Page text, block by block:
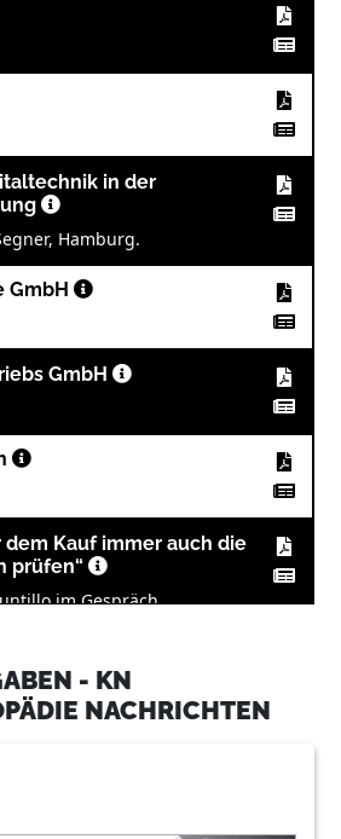
in der
Hamburg.
GmbH
GmbH
dem Kauf immer auch die
prüfen“
im Gespräch
Einwag
- KN
NACHRICHTEN